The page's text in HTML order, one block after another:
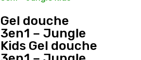
Gel douche
3en1 – Jungle
Kids Gel douche